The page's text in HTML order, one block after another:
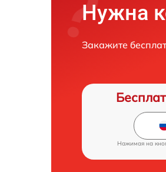
Нужна
Закажите
Нажимая на